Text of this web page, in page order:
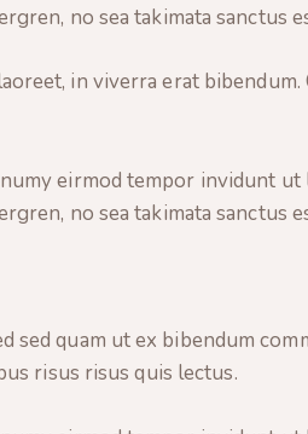
no sea takimata sanctus
in viverra erat
eirmod tempor invidunt
no sea takimata sanctus
sed quam ut ex bibendum
risus risus quis lectus.